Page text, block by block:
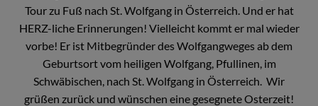
Tour zu Fuß nach St. Wolfgang in Österreich. Und er hat
HERZ-liche Erinnerungen! Vielleicht kommt er mal wieder
vorbe! Er ist Mitbegründer des Wolfgangweges ab dem
Geburtsort vom heiligen Wolfgang, Pfullinen, im
Schwäbischen, nach St. Wolfgang in Österreich. Wir
grüßen zurück und wünschen eine gesegnete Osterzeit!